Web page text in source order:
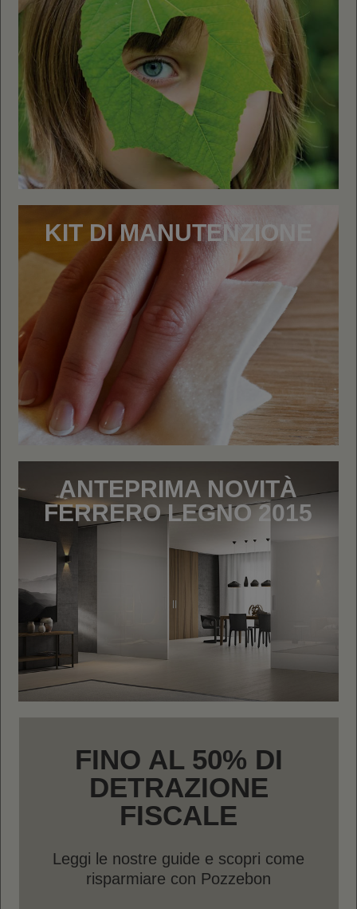
KIT DI MANUTENZIONE
ANTEPRIMA NOVITÀ
FERRERO LEGNO 2015
FINO AL 50% DI
DETRAZIONE
FISCALE
Leggi le nostre guide e scopri come
risparmiare con Pozzebon